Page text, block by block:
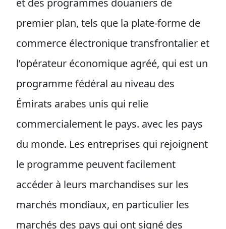
et des programmes douaniers de
premier plan, tels que la plate-forme de
commerce électronique transfrontalier et
l’opérateur économique agréé, qui est un
programme fédéral au niveau des
Émirats arabes unis qui relie
commercialement le pays. avec les pays
du monde. Les entreprises qui rejoignent
le programme peuvent facilement
accéder à leurs marchandises sur les
marchés mondiaux, en particulier les
marchés des pays qui ont signé des